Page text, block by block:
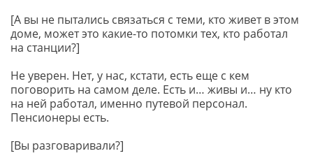
[А вы не пытались связаться с теми, кто живет в этом
доме, может это какие-то потомки тех, кто работал
на станции?]
Не уверен. Нет, у нас, кстати, есть еще с кем
поговорить на самом деле. Есть и… живы и… ну кто
на ней работал, именно путевой персонал.
Пенсионеры есть.
[Вы разговаривали?]